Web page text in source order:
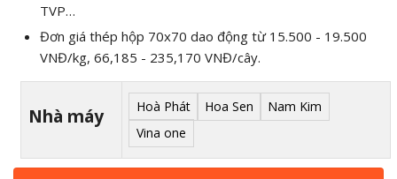
TVP…
Đơn giá thép hộp 70x70 dao động từ 15.500 - 19.500
VNĐ/kg, 66,185 - 235,170 VNĐ/cây.
Nhà máy Hoà Phát Hoa Sen
Nam Kim
Vina one
Alternative: